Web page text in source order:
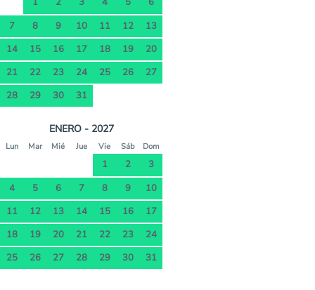
7
8 9 10 11 12
13
14
15 16 17 18 19
20
21
22 23 24 25 26
27
28
29 30 31
ENERO - 2027
Lun Mar Mié Jue Vie Sáb Dom
1 2
3
4
5 6 7 8 9
10
11
12 13 14 15 16
17
18
19 20 21 22 23
24
25
26 27 28 29 30 31